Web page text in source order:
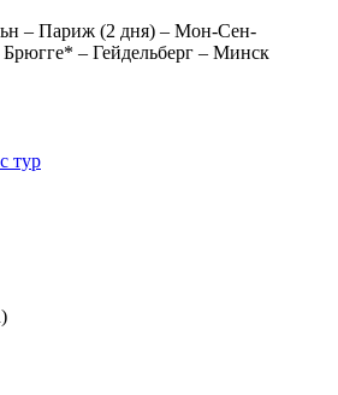
– Париж (2 дня) – Мон-Сен-
– Гейдельберг – Минск
тур